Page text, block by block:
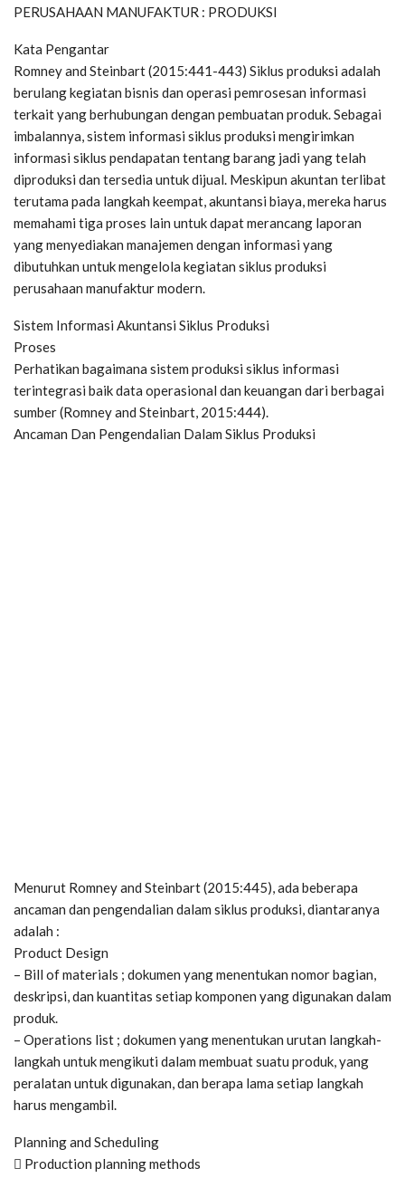
PERUSAHAAN MANUFAKTUR : PRODUKSI
Kata Pengantar
Romney and Steinbart (2015:441-443) Siklus produksi adalah
berulang kegiatan bisnis dan operasi pemrosesan informasi
terkait yang berhubungan dengan pembuatan produk. Sebagai
imbalannya, sistem informasi siklus produksi mengirimkan
informasi siklus pendapatan tentang barang jadi yang telah
diproduksi dan tersedia untuk dijual. Meskipun akuntan terlibat
terutama pada langkah keempat, akuntansi biaya, mereka harus
memahami tiga proses lain untuk dapat merancang laporan
yang menyediakan manajemen dengan informasi yang
dibutuhkan untuk mengelola kegiatan siklus produksi
perusahaan manufaktur modern.
Sistem Informasi Akuntansi Siklus Produksi
Proses
Perhatikan bagaimana sistem produksi siklus informasi
terintegrasi baik data operasional dan keuangan dari berbagai
sumber (Romney and Steinbart, 2015:444).
Ancaman Dan Pengendalian Dalam Siklus Produksi
Menurut Romney and Steinbart (2015:445), ada beberapa
ancaman dan pengendalian dalam siklus produksi, diantaranya
adalah :
Product Design
– Bill of materials ; dokumen yang menentukan nomor bagian,
deskripsi, dan kuantitas setiap komponen yang digunakan dalam
produk.
– Operations list ; dokumen yang menentukan urutan langkah-
langkah untuk mengikuti dalam membuat suatu produk, yang
peralatan untuk digunakan, dan berapa lama setiap langkah
harus mengambil.
Planning and Scheduling
 Production planning methods